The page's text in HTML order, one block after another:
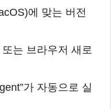
에 맞는 버전
는 브라우저 새로
가 자동으로 실